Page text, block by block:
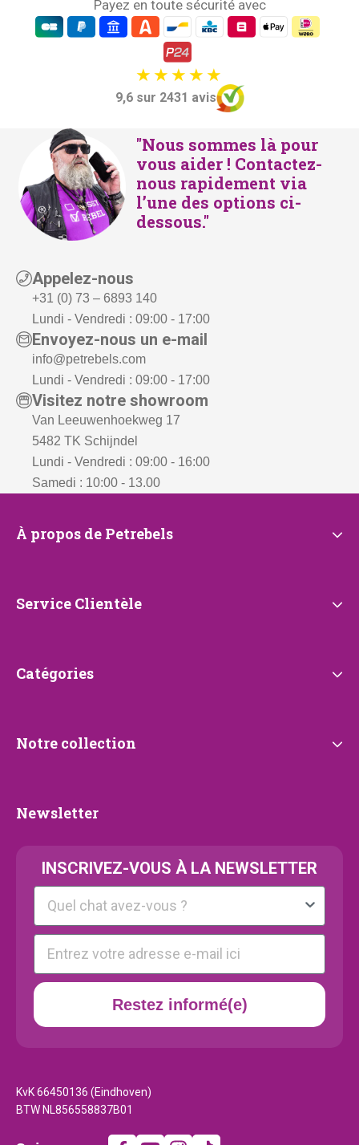
Payez en toute sécurité avec
9,6 sur 2431 avis
"Nous sommes là pour
vous aider ! Contactez-
nous rapidement via
l’une des options ci-
dessous."
Appelez-nous
+31 (0) 73 – 6893 140
Lundi - Vendredi : 09:00 - 17:00
Envoyez-nous un e-mail
info@petrebels.com
Lundi - Vendredi : 09:00 - 17:00
Visitez notre showroom
Van Leeuwenhoekweg 17
5482 TK Schijndel
Lundi - Vendredi : 09:00 - 16:00
Samedi : 10:00 - 13.00
À
Petrebels
À propos de Petrebels
Service
Service Clientèle
Catégories
Catégories
Notre
Notre collection
Newsletter
Newsletter
INSCRIVEZ-VOUS À LA NEWSLETTER
Kattenras
E-mail
Restez informé(e)
KvK 66450136 (Eindhoven)
BTW NL856558837B01